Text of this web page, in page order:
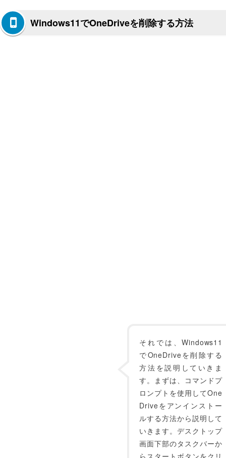
Windows11でOneDriveを削除する方法
それでは、Windows11
でOneDriveを削除する
方法を説明していきま
す。まずは、コマンドプ
ロンプトを使用してOne
Driveをアンインストー
ルする方法から説明して
いきます。デスクトップ
画面下部のタスクバーか
らスタートボタンをクリ